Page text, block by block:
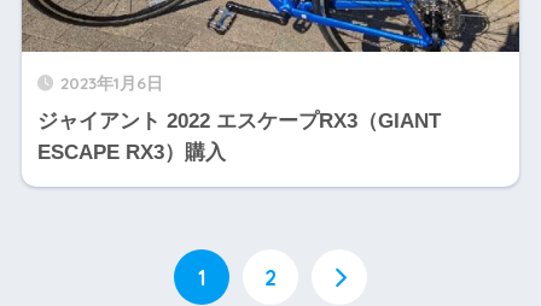
2023年1月6日
ジャイアント 2022 エスケープRX3（GIANT
ESCAPE RX3）購入
1 2